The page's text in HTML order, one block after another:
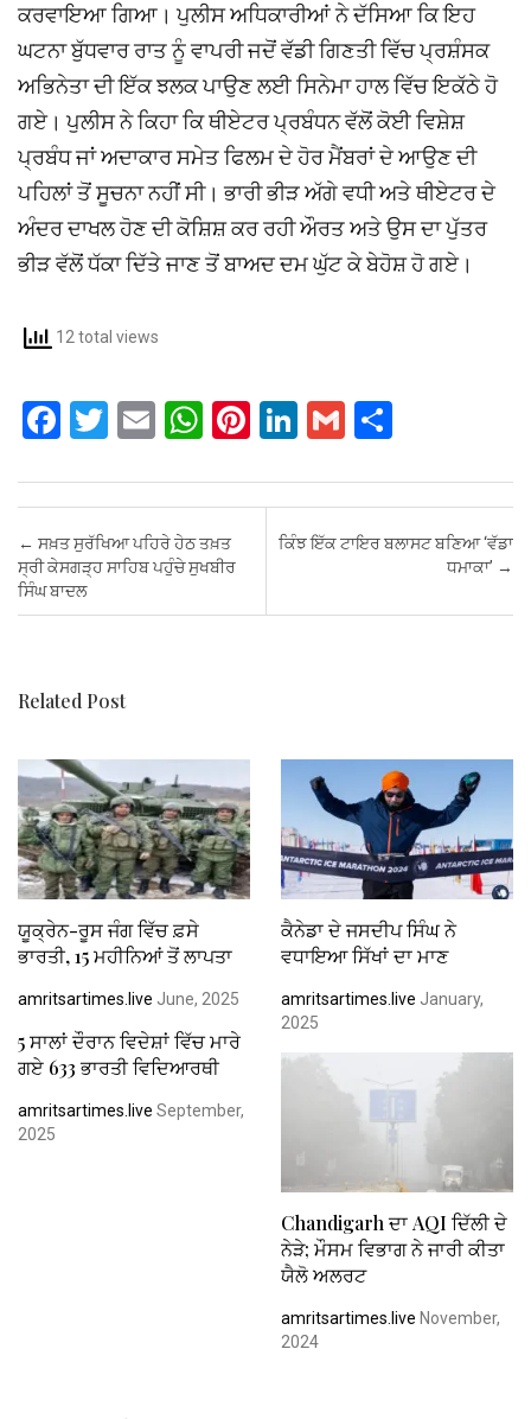
ਕਰਵਾਇਆ ਗਿਆ। ਪੁਲੀਸ ਅਧਿਕਾਰੀਆਂ ਨੇ ਦੱਸਿਆ ਕਿ ਇਹ
ਘਟਨਾ ਬੁੱਧਵਾਰ ਰਾਤ ਨੂੰ ਵਾਪਰੀ ਜਦੋਂ ਵੱਡੀ ਗਿਣਤੀ ਵਿੱਚ ਪ੍ਰਸ਼ੰਸਕ
ਅਭਿਨੇਤਾ ਦੀ ਇੱਕ ਝਲਕ ਪਾਉਣ ਲਈ ਸਿਨੇਮਾ ਹਾਲ ਵਿੱਚ ਇਕੱਠੇ ਹੋ
ਗਏ। ਪੁਲੀਸ ਨੇ ਕਿਹਾ ਕਿ ਥੀਏਟਰ ਪ੍ਰਬੰਧਨ ਵੱਲੋਂ ਕੋਈ ਵਿਸ਼ੇਸ਼
ਪ੍ਰਬੰਧ ਜਾਂ ਅਦਾਕਾਰ ਸਮੇਤ ਫਿਲਮ ਦੇ ਹੋਰ ਮੈਂਬਰਾਂ ਦੇ ਆਉਣ ਦੀ
ਪਹਿਲਾਂ ਤੋਂ ਸੂਚਨਾ ਨਹੀਂ ਸੀ। ਭਾਰੀ ਭੀੜ ਅੱਗੇ ਵਧੀ ਅਤੇ ਥੀਏਟਰ ਦੇ
ਅੰਦਰ ਦਾਖਲ ਹੋਣ ਦੀ ਕੋਸ਼ਿਸ਼ ਕਰ ਰਹੀ ਔਰਤ ਅਤੇ ਉਸ ਦਾ ਪੁੱਤਰ
ਭੀੜ ਵੱਲੋਂ ਧੱਕਾ ਦਿੱਤੇ ਜਾਣ ਤੋਂ ਬਾਅਦ ਦਮ ਘੁੱਟ ਕੇ ਬੇਹੋਸ਼ ਹੋ ਗਏ।
12 total views
F
ce
b
o
o
T
tt
er
E
ail
W
at
s
A
p
Pi
er
es
Li
ke
dI
G
ail ar
e
Post navigation
← ਸਖ਼ਤ ਸੁਰੱਖਿਆ ਪਹਿਰੇ ਹੇਠ ਤਖ਼ਤ
ਸ੍ਰੀ ਕੇਸਗੜ੍ਹ ਸਾਹਿਬ ਪਹੁੰਚੇ ਸੁਖਬੀਰ
ਸਿੰਘ ਬਾਦਲ
ਕਿੰਝ ਇੱਕ ਟਾਇਰ ਬਲਾਸਟ ਬਣਿਆ ‘ਵੱਡਾ
ਧਮਾਕਾ’ →
Related Post
ਯੂਕ੍ਰੇਨ-ਰੂਸ ਜੰਗ ਵਿੱਚ ਫ਼ਸੇ
ਭਾਰਤੀ, 15 ਮਹੀਨਿਆਂ ਤੋਂ ਲਾਪਤਾ
amritsartimes.live June, 2025
ਕੈਨੇਡਾ ਦੇ ਜਸਦੀਪ ਸਿੰਘ ਨੇ
ਵਧਾਇਆ ਸਿੱਖਾਂ ਦਾ ਮਾਣ
amritsartimes.live January,
2025
5 ਸਾਲਾਂ ਦੌਰਾਨ ਵਿਦੇਸ਼ਾਂ ਵਿੱਚ ਮਾਰੇ
ਗਏ 633 ਭਾਰਤੀ ਵਿਦਿਆਰਥੀ
amritsartimes.live September,
2025
Chandigarh ਦਾ AQI ਦਿੱਲੀ ਦੇ
ਨੇੜੇ; ਮੌਸਮ ਵਿਭਾਗ ਨੇ ਜਾਰੀ ਕੀਤਾ
ਯੈਲੋ ਅਲਰਟ
amritsartimes.live November,
2024